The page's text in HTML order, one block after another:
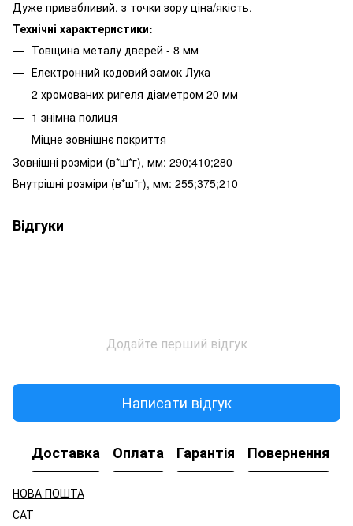
Дуже привабливий, з точки зору ціна/якість.
Технічні характеристики:
Товщина металу дверей - 8 мм
Електронний кодовий замок Лука
2 хромованих ригеля діаметром 20 мм
1 знімна полиця
Міцне зовнішнє покриття
Зовнішні розміри (в*ш*г), мм: 290;410;280
Внутрішні розміри (в*ш*г), мм: 255;375;210
Відгуки
Додайте перший відгук
Написати відгук
Доставка Оплата Гарантія Повернення
НОВА ПОШТА
САТ